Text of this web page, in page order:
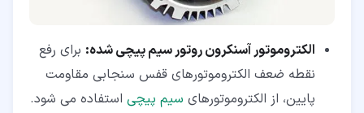
الکتروموتور آسنکرون روتور سیم پیچی شده: برای رفع
نقطه ضعف الکتروموتورهای قفس سنجابی مقاومت
پایین، از الکتروموتورهای سیم پیچی استفاده می شود.